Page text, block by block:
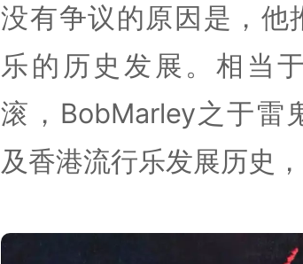
没有争议的原因是，他
乐的历史发展。相当
滚，BobMarley之于雷
及香港流行乐发展历史